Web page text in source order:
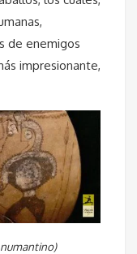
de enemigos
impresionante,